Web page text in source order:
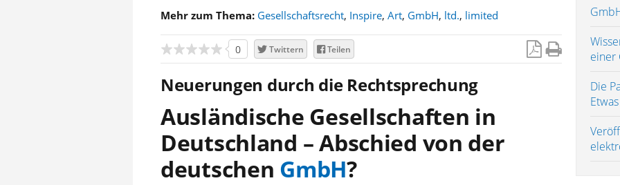
Mehr zum Thema: Gesellschaftsrecht, Inspire, Art, GmbH, ltd., limited
0 Twittern Teilen
Neuerungen durch die Rechtsprechung
Ausländische Gesellschaften in
Deutschland – Abschied von der
deutschen GmbH?
einer
Die